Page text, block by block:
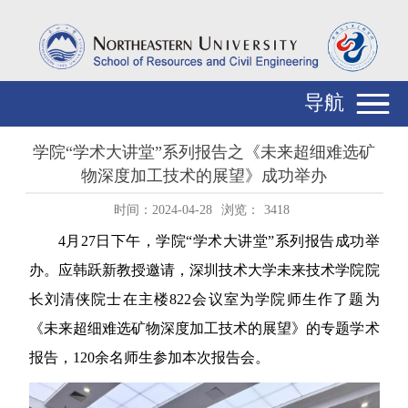
导航
学院“学术大讲堂”系列报告之《未来超细难选矿
物深度加工技术的展望》成功举办
时间：2024-04-28 浏览： 3418
4月 27日下午，学院“学术大讲堂”系列报告成功举
办。 应韩跃新教授邀请， 深圳技术大学未来技术学院院
长刘清侠院士在主楼822会议室为学院师生作了题为
《未来超细难选矿物深度加工技术的展望》 的专题学术
报告， 120余名师生参加本次报告会。